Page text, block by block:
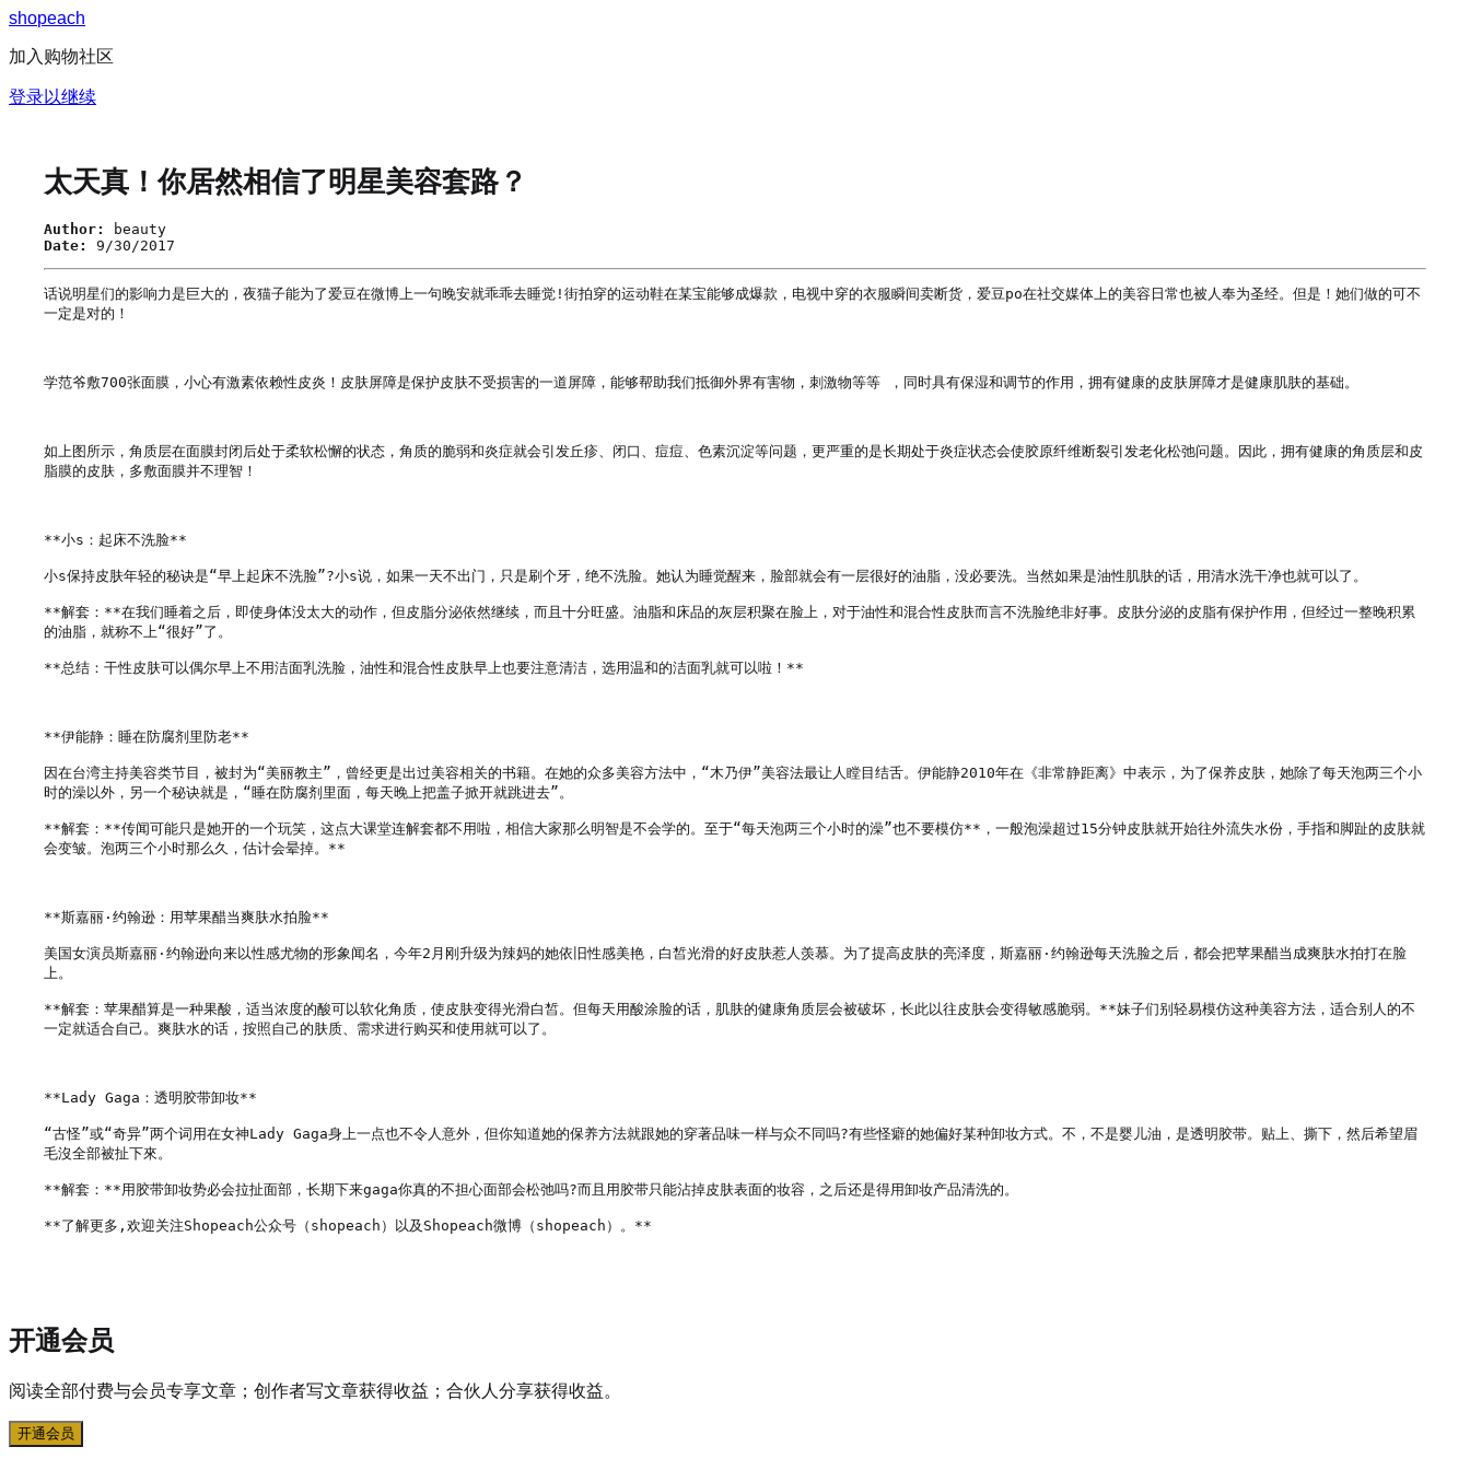
shopeach
加入购物社区
登录以继续
太天真！你居然相信了明星美容套路？
Author:
beauty
Date:
9/30/2017
话说明星们的影响力是巨大的，夜猫子能为了爱豆在微博上一句晚安就乖乖去睡觉!街拍穿的运动鞋在某宝能够成爆款，电视中穿的衣服瞬间卖断货，爱豆po在社交媒体上的美容日常也被人奉为圣经。但是！她们做的可不
一定是对的！
学范爷敷700张面膜，小心有激素依赖性皮炎！皮肤屏障是保护皮肤不受损害的一道屏障，能够帮助我们抵御外界有害物，刺激物等等 ，同时具有保湿和调节的作用，拥有健康的皮肤屏障才是健康肌肤的基础。
如上图所示，角质层在面膜封闭后处于柔软松懈的状态，角质的脆弱和炎症就会引发丘疹、闭口、痘痘、色素沉淀等问题，更严重的是长期处于炎症状态会使胶原纤维断裂引发老化松弛问题。因此，拥有健康的角质层和皮
脂膜的皮肤，多敷面膜并不理智！
**小s：起床不洗脸**
小s保持皮肤年轻的秘诀是“早上起床不洗脸”?小s说，如果一天不出门，只是刷个牙，绝不洗脸。她认为睡觉醒来，脸部就会有一层很好的油脂，没必要洗。当然如果是油性肌肤的话，用清水洗干净也就可以了。
**解套：**在我们睡着之后，即使身体没太大的动作，但皮脂分泌依然继续，而且十分旺盛。油脂和床品的灰层积聚在脸上，对于油性和混合性皮肤而言不洗脸绝非好事。皮肤分泌的皮脂有保护作用，但经过一整晚积累
的油脂，就称不上“很好”了。
**总结：干性皮肤可以偶尔早上不用洁面乳洗脸，油性和混合性皮肤早上也要注意清洁，选用温和的洁面乳就可以啦！**
**伊能静：睡在防腐剂里防老**
因在台湾主持美容类节目，被封为“美丽教主”，曾经更是出过美容相关的书籍。在她的众多美容方法中，“木乃伊”美容法最让人瞠目结舌。伊能静2010年在《非常静距离》中表示，为了保养皮肤，她除了每天泡两三个小
时的澡以外，另一个秘诀就是，“睡在防腐剂里面，每天晚上把盖子掀开就跳进去”。
**解套：**传闻可能只是她开的一个玩笑，这点大课堂连解套都不用啦，相信大家那么明智是不会学的。至于“每天泡两三个小时的澡”也不要模仿**，一般泡澡超过15分钟皮肤就开始往外流失水份，手指和脚趾的皮肤就
会变皱。泡两三个小时那么久，估计会晕掉。**
**斯嘉丽·约翰逊：用苹果醋当爽肤水拍脸**
美国女演员斯嘉丽·约翰逊向来以性感尤物的形象闻名，今年2月刚升级为辣妈的她依旧性感美艳，白皙光滑的好皮肤惹人羡慕。为了提高皮肤的亮泽度，斯嘉丽·约翰逊每天洗脸之后，都会把苹果醋当成爽肤水拍打在脸
上。
**解套：苹果醋算是一种果酸，适当浓度的酸可以软化角质，使皮肤变得光滑白皙。但每天用酸涂脸的话，肌肤的健康角质层会被破坏，长此以往皮肤会变得敏感脆弱。**妹子们别轻易模仿这种美容方法，适合别人的不
一定就适合自己。爽肤水的话，按照自己的肤质、需求进行购买和使用就可以了。
**Lady Gaga：透明胶带卸妆**
“古怪”或“奇异”两个词用在女神Lady Gaga身上一点也不令人意外，但你知道她的保养方法就跟她的穿著品味一样与众不同吗?有些怪癖的她偏好某种卸妆方式。不，不是婴儿油，是透明胶带。贴上、撕下，然后希望眉
毛沒全部被扯下來。
**解套：**用胶带卸妆势必会拉扯面部，长期下来gaga你真的不担心面部会松弛吗?而且用胶带只能沾掉皮肤表面的妆容，之后还是得用卸妆产品清洗的。
**了解更多,欢迎关注Shopeach公众号（shopeach）以及Shopeach微博（shopeach）。**
开通会员
阅读全部付费与会员专享文章；创作者写文章获得收益；合伙人分享获得收益。
开通会员